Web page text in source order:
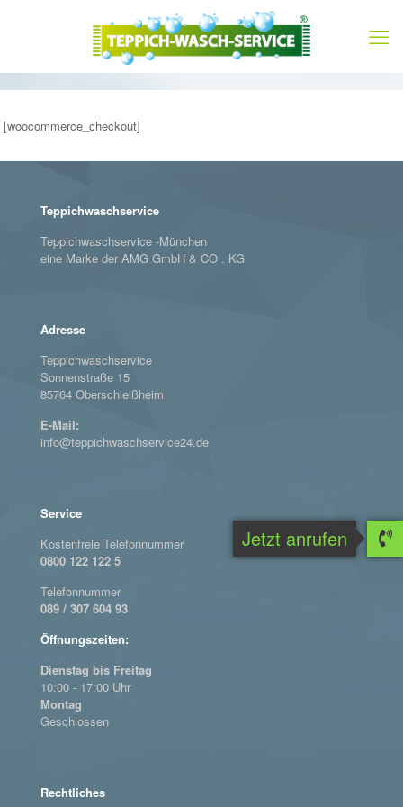
[woocommerce_checkout]
Teppichwaschservice
Teppichwaschservice -München
eine Marke der AMG GmbH & CO . KG
Adresse
Teppichwaschservice
Sonnenstraße 15
85764 Oberschleißheim
E-Mail:
info@teppichwaschservice24.de
Service
Kostenfreie Telefonnummer
0800 122 122 5
Telefonnummer
089 / 307 604 93
Öffnungszeiten:
Dienstag bis Freitag
10:00 - 17:00 Uhr
Montag
Geschlossen
Rechtliches
Jetzt anrufen